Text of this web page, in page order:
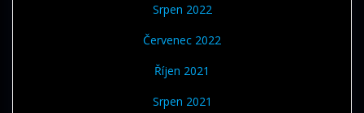
Srpen 2022
Červenec 2022
Říjen 2021
Srpen 2021